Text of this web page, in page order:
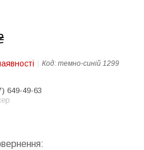
Код: темно-синій 1299
649-49-63